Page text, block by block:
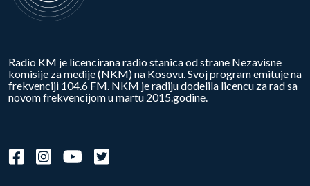
Radio KM je licencirana radio stanica od strane Nezavisne
komisije za medije (NKM) na Kosovu. Svoj program emituje na
frekvenciji 104.6 FM. NKM je radiju dodelila licencu za rad sa
novom frekvencijom u martu 2015.godine.